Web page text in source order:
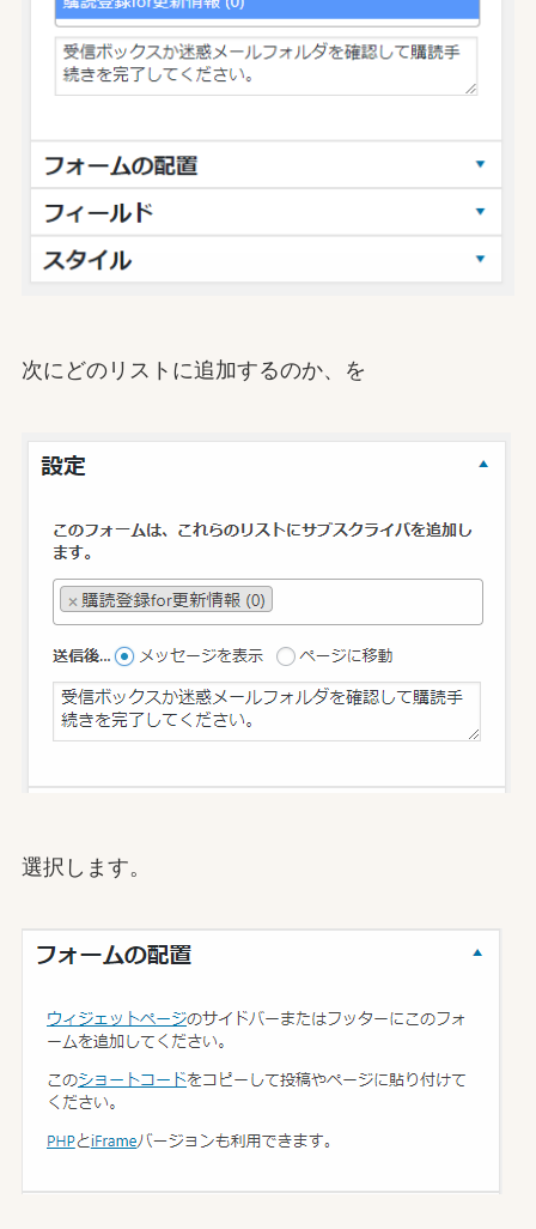
次にどのリストに追加するのか、を
選択します。